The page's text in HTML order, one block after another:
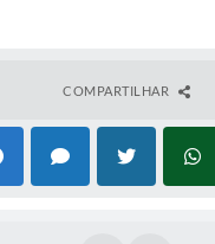
COMPARTILHAR